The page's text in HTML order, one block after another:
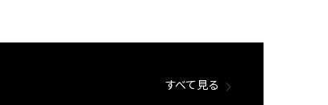
すべて見る